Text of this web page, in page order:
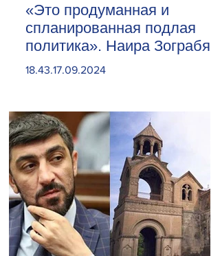
«Это продуманная и
спланированная подлая
политика». Наира Зограбян
18.43.17.09.2024